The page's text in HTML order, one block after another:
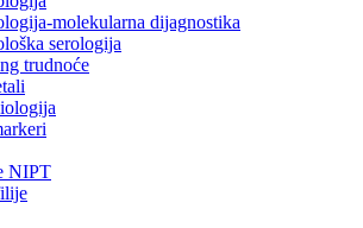
molekularna dijagnostika
serologija
trudnoće
NIPT